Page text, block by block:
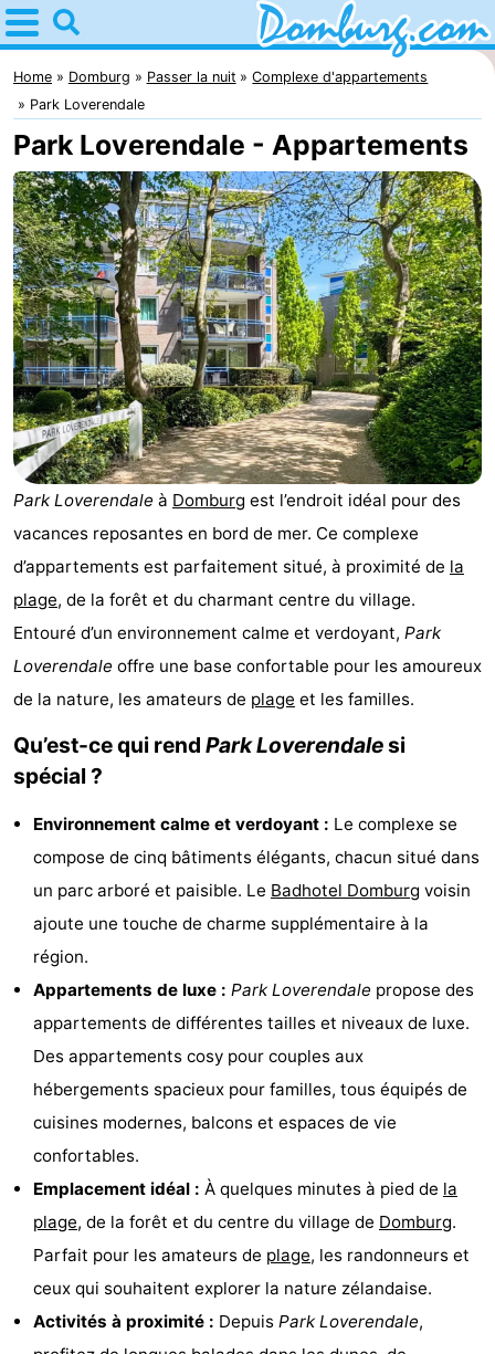
Home
Domburg
Astuces
Avec
les
enfants
Webcam
Webcam
Webcam
Plage
Passer
la
nuit
Appartements
-
Loverendale
Résidence
Wijngaerde
Campings
Chambre
d'hôtes
Chaumières
Buitenhof
Domburg
-
Hof
Domburg
-
Westhove
Hôtels
Last
minutes
Plages
Voir
faire
Lieux
d'intérêt
Musées
Monuments
Moulins
Phares
-
Home Domburg Passer la nuit
Complexe d'appartements
Park Loverendale
Park Loverendale - Appartements
Park Loverendale à Domburg est l’endroit idéal pour des
vacances reposantes en bord de mer. Ce complexe
d’appartements est parfaitement situé, à proximité de la
plage, de la forêt et du charmant centre du village.
Entouré d’un environnement calme et verdoyant, Park
Loverendale offre une base confortable pour les amoureux
de la nature, les amateurs de plage et les familles.
Qu’est-ce qui rend Park Loverendalesi
spécial ?
Environnement calme et verdoyant : Le complexe se
compose de cinq bâtiments élégants, chacun situé dans
un parc arboré et paisible. Le Badhotel Domburg voisin
ajoute une touche de charme supplémentaire à la
région.
Appartements de luxe : Park Loverendale propose des
appartements de différentes tailles et niveaux de luxe.
Des appartements cosy pour couples aux
hébergements spacieux pour familles, tous équipés de
cuisines modernes, balcons et espaces de vie
confortables.
Emplacement idéal : À quelques minutes à pied de la
plage, de la forêt et du centre du village de Domburg.
Parfait pour les amateurs de plage, les randonneurs et
ceux qui souhaitent explorer la nature zélandaise.
Activités à proximité : Depuis Park Loverendale,